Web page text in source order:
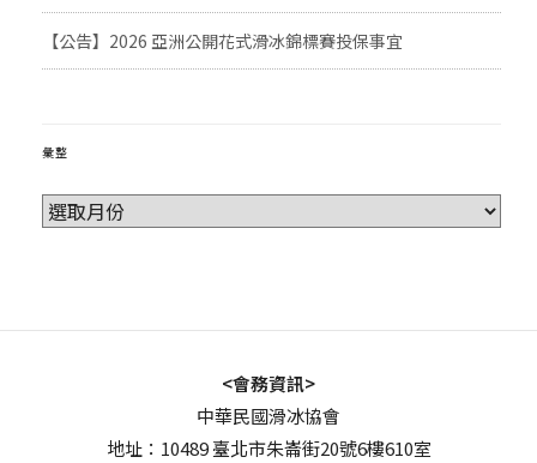
【公告】2026 亞洲公開花式滑冰錦標賽投保事宜
彙整
<會務資訊>
中華民國滑冰協會
地址：10489 臺北市朱崙街20號6樓610室